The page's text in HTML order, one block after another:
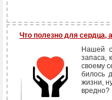
Что полезно для сердца,
Нашей
запаса,
своему
билось
жизни,
вредно?